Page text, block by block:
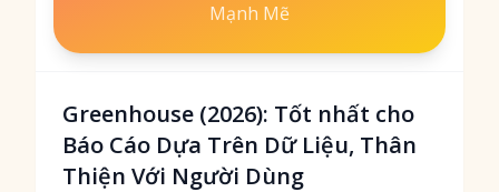
Mạnh Mẽ
Greenhouse (2026): Tốt nhất cho
Báo Cáo Dựa Trên Dữ Liệu, Thân
Thiện Với Người Dùng